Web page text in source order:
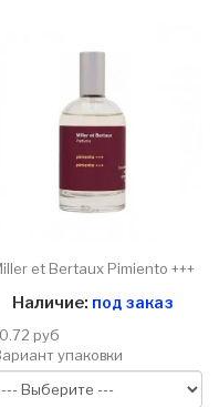
et Bertaux Pimiento +++
Наличие: под заказ
руб
упаковки